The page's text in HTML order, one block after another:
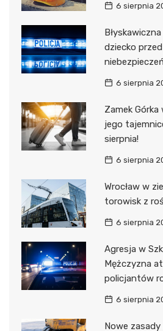
6 sierpnia
dziecko przed
6 sierpnia
Zamek
jego
sierpnia!
6 sierpnia
Wrocław w
torowisk z
6 sierpnia
Agresja w
Mężczyzna
policjantów
6 sierpnia
Nowe